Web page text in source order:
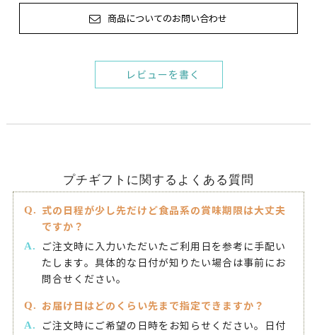
商品についてのお問い合わせ
レビューを書く
プチギフトに関するよくある質問
式の日程が少し先だけど食品系の賞味期限は大丈夫
ですか？
ご注文時に入力いただいたご利用日を参考に手配い
たします。具体的な日付が知りたい場合は事前にお
問合せください。
お届け日はどのくらい先まで指定できますか？
ご注文時にご希望の日時をお知らせください。日付